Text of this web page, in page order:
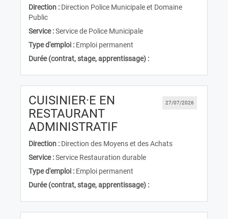
Direction : Direction Police Municipale et Domaine
Public
Service :Service de Police Municipale
Type d'emploi : Emploi permanent
Durée (contrat, stage, apprentissage) :
27/07/2026
CUISINIER·E EN
RESTAURANT
ADMINISTRATIF(Nouvelle fenêtre)
Direction : Direction des Moyens et des Achats
Service :Service Restauration durable
Type d'emploi : Emploi permanent
Durée (contrat, stage, apprentissage) :